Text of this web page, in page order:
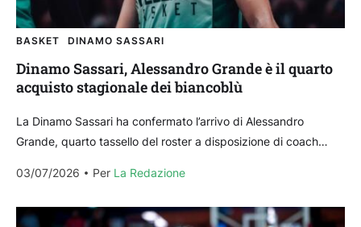
BASKET DINAMO SASSARI
Dinamo Sassari, Alessandro Grande è il quarto
acquisto stagionale dei biancoblù
La Dinamo Sassari ha confermato l’arrivo di Alessandro
Grande, quarto tassello del roster a disposizione di coach
03/07/2026
Per La Redazione